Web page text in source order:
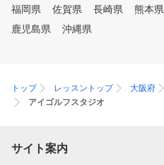
福岡県
佐賀県 長崎県 熊本県
鹿児島県
沖縄県
トップ レッスントップ 大阪府
アイゴルフスタジオ
サイト案内